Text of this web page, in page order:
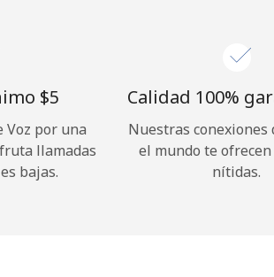
⁦$5⁩
Voz por una
llamadas
bajas.
Calidad 100%
Nuestras conexiones
el mundo te
nítidas.